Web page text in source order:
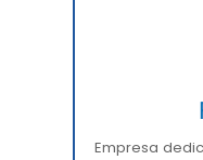
Empresa